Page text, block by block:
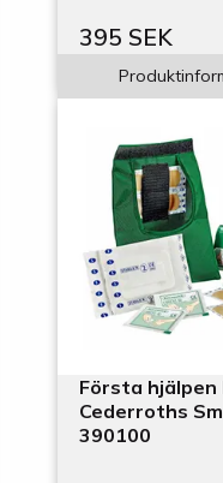
395 SEK
Första hjälpen
Cederroths
390100